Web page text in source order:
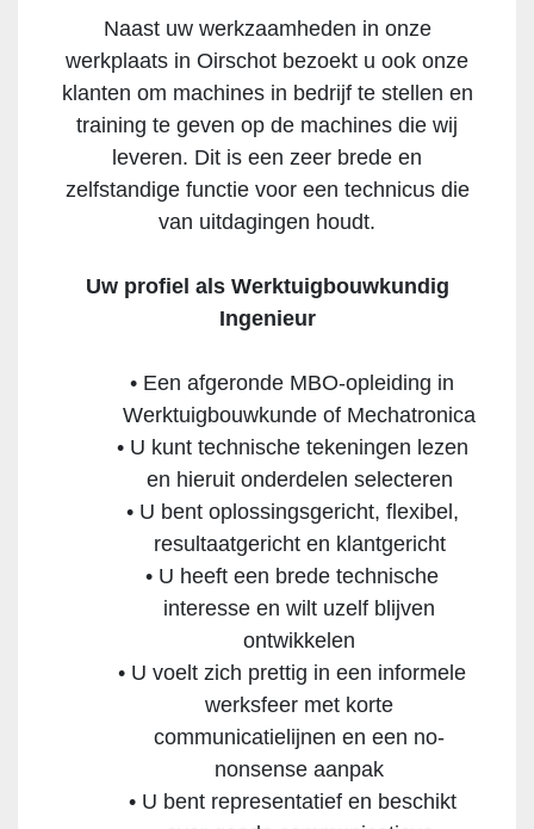
Naast uw werkzaamheden in onze
werkplaats in Oirschot bezoekt u ook onze
klanten om machines in bedrijf te stellen en
training te geven op de machines die wij
leveren. Dit is een zeer brede en
zelfstandige functie voor een technicus die
van uitdagingen houdt.
Uw profiel als Werktuigbouwkundig
Ingenieur
Een afgeronde MBO-opleiding in
Werktuigbouwkunde of Mechatronica
U kunt technische tekeningen lezen
en hieruit onderdelen selecteren
U bent oplossingsgericht, flexibel,
resultaatgericht en klantgericht
U heeft een brede technische
interesse en wilt uzelf blijven
ontwikkelen
U voelt zich prettig in een informele
werksfeer met korte
communicatielijnen en een no-
nonsense aanpak
U bent representatief en beschikt